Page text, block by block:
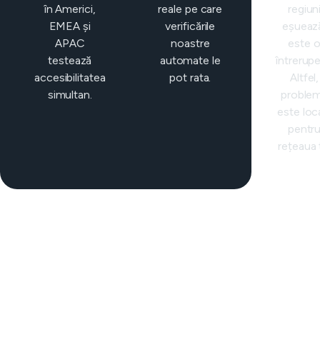
în Americi,
EMEA și
APAC
testează
accesibilitatea
simultan.
reale pe care
verificările
noastre
automate le
pot rata.
este o
Altfel,
este
rețeaua